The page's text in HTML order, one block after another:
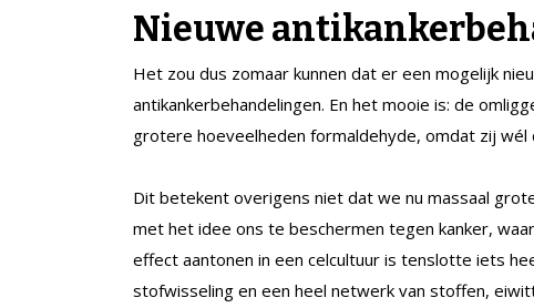
Nieuwe
Het zou dus zomaar kunnen dat er een mogelijk
antikankerbehandelingen. En het mooie is: de
grotere hoeveelheden formaldehyde, omdat zij
Dit betekent overigens niet dat we nu massaal
met het idee ons te beschermen tegen kanker,
effect aantonen in een celcultuur is tenslotte iets
stofwisseling en een heel netwerk van stoffen,